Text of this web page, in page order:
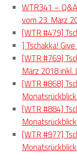
WTR341 –
vom 23. März
[WTR #479]
] Tschakka!
[WTR #769]
März 2018 inkl.
[WTR #868]
[WTR #884]
[WTR #977]